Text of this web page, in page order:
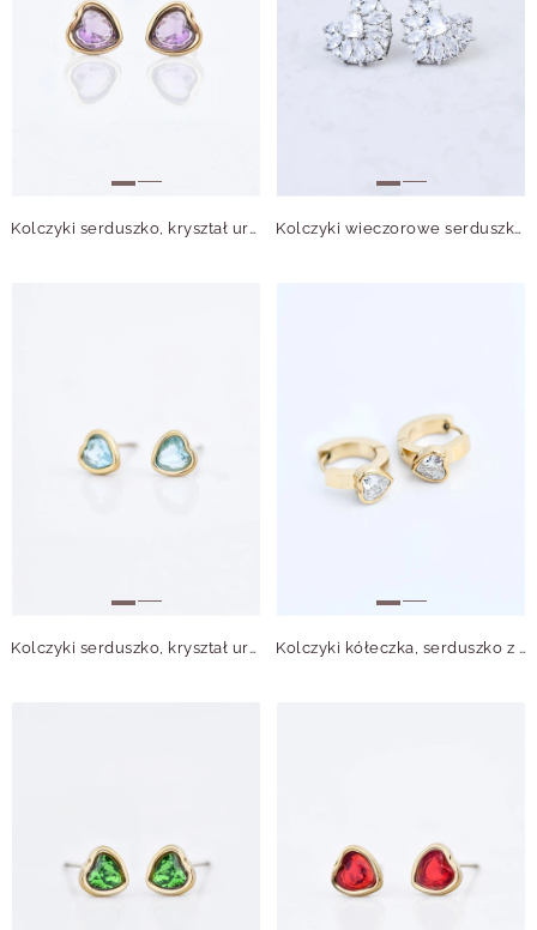
Kolczyki serduszko, kryształ urodzeniowy Luty, stal pozłacana S210756Z00 Kolczyki wieczorowe serduszko B208778P00
Kolczyki serduszko, kryształ urodzeniowy Grudzień, stal pozłacana S210766Z00 Kolczyki kółeczka, serduszko z kryształkiem, stal pozłacana S215571Z00